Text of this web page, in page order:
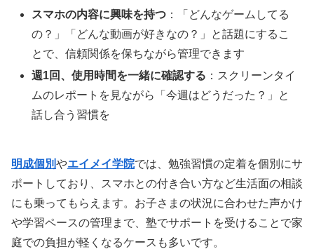
スマホの内容に興味を持つ ：「どんなゲームしてる
の？」「どんな動画が好きなの？」と話題にするこ
とで、信頼関係を保ちながら管理できます
週1回、使用時間を一緒に確認する ：スクリーンタイ
ムのレポートを見ながら「今週はどうだった？」と
話し合う習慣を
明成個別やエイメイ学院では、勉強習慣の定着を個別にサ
ポートしており、スマホとの付き合い方など生活面の相談
にも乗ってもらえます。お子さまの状況に合わせた声かけ
や学習ペースの管理まで、塾でサポートを受けることで家
庭での負担が軽くなるケースも多いです。